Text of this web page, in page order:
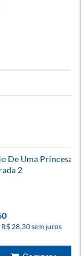
De Uma Princesa
2
28,30 sem juros